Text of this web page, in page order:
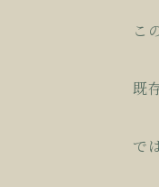
こ
既
で